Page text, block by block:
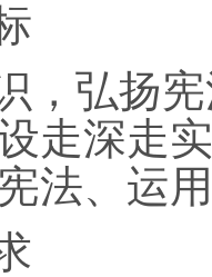
，弘扬
走深走
法、运